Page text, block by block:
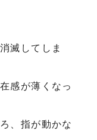
滅してしま
感が薄くなっ
、指が動かな